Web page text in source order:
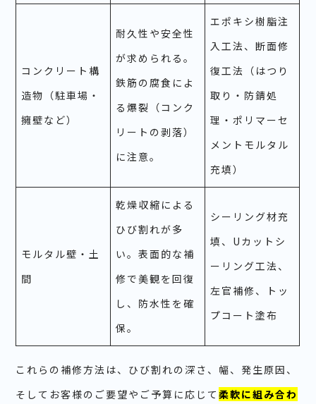
コンクリート構
造物（駐車場・
擁壁など）
耐久性や安全性
が求められる。
鉄筋の腐食によ
る爆裂（コンク
リートの剥落）
に注意。
エポキシ樹脂注
入工法、断面修
復工法（はつり
取り・防錆処
理・ポリマーセ
メントモルタル
充填）
モルタル壁・土
間
乾燥収縮による
ひび割れが多
い。表面的な補
修で美観を回復
し、防水性を確
保。
シーリング材充
填、Uカットシ
ーリング工法、
左官補修、トッ
プコート塗布
これらの補修方法は、ひび割れの深さ、幅、発生原因、
そしてお客様のご要望やご予算に応じて柔軟に組み合わ